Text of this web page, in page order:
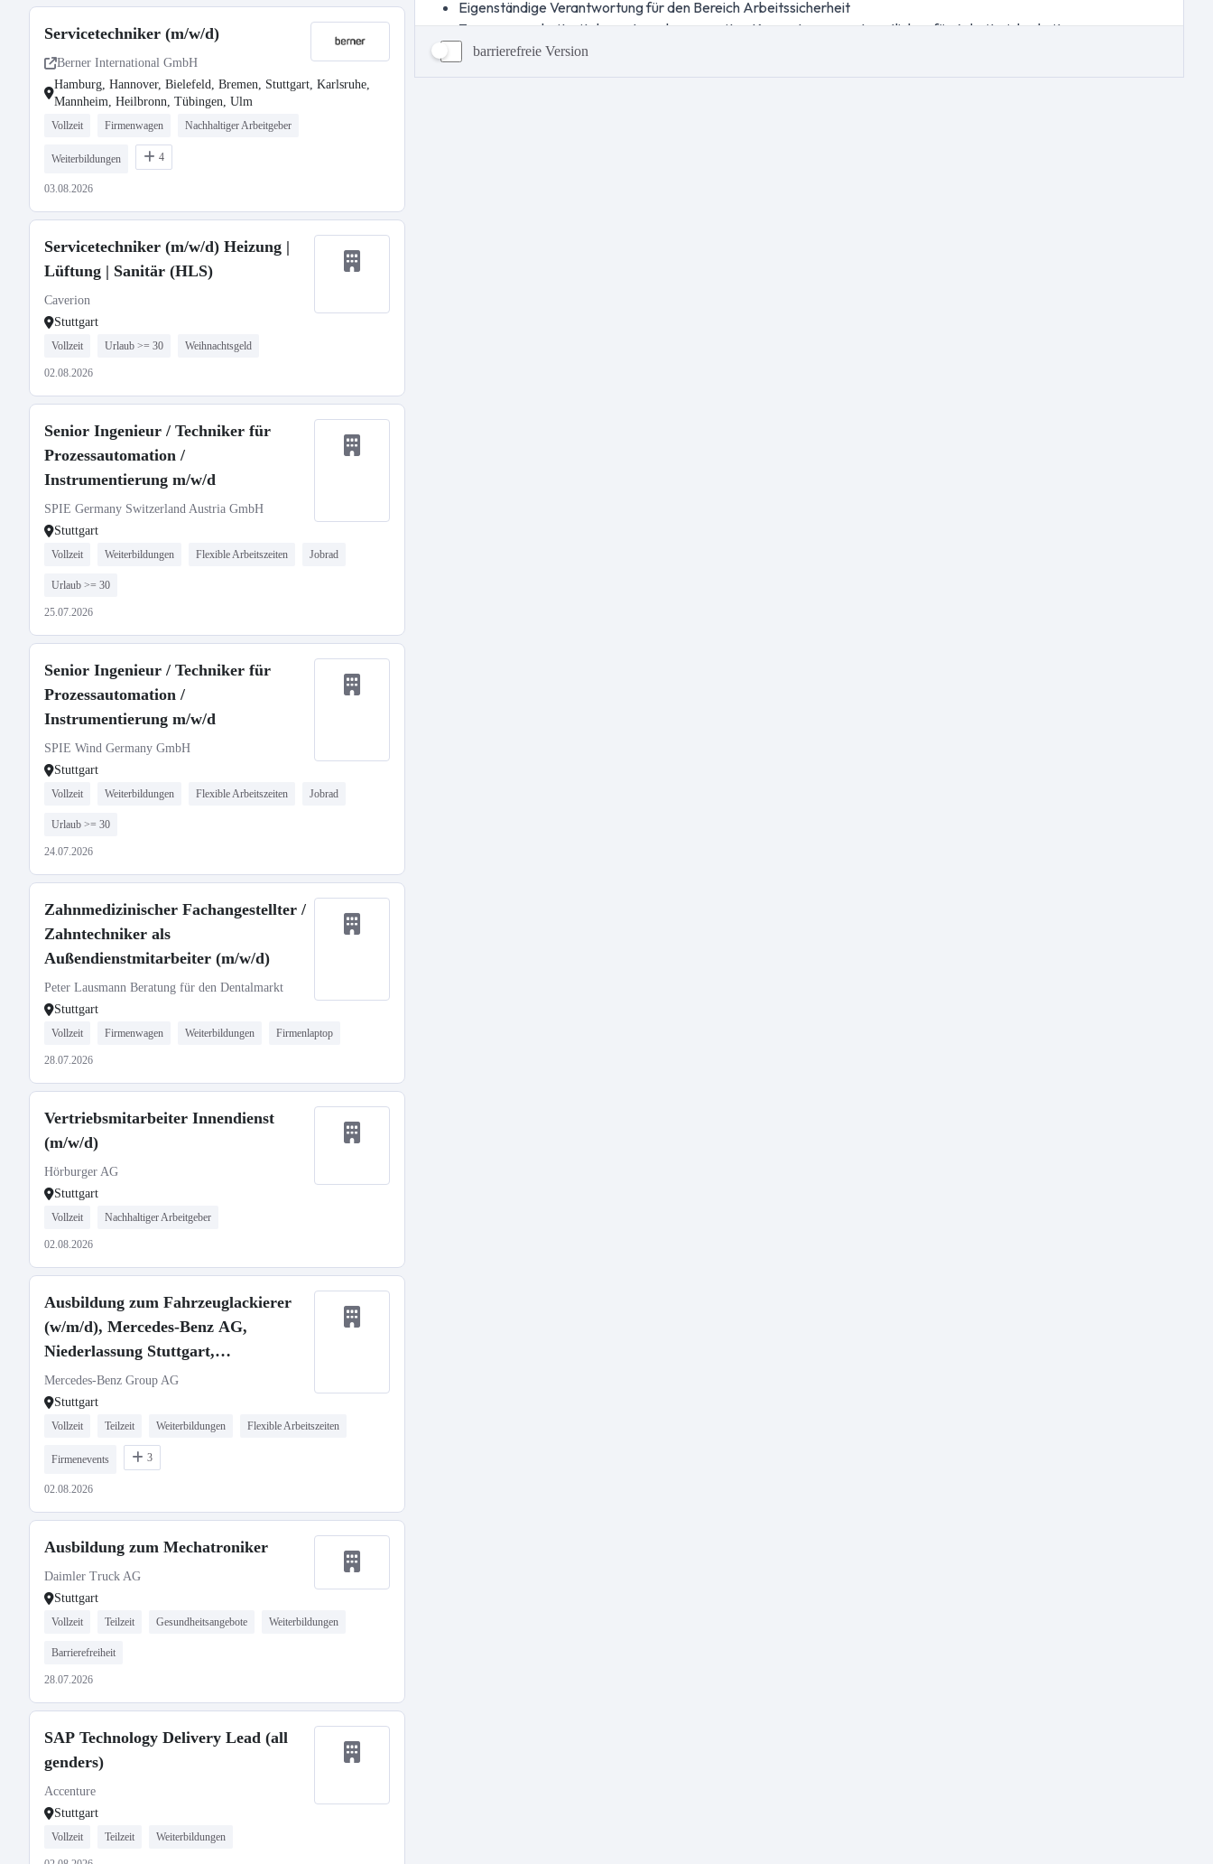
Servicetechniker (m/w/d)
Berner International GmbH
Hamburg, Hannover, Bielefeld, Bremen, Stuttgart, Karlsruhe,
Mannheim, Heilbronn, Tübingen, Ulm
Vollzeit Firmenwagen Nachhaltiger Arbeitgeber
Weiterbildungen 4
03.08.2026
Servicetechniker (m/w/d) Heizung |
Lüftung | Sanitär (HLS)
Caverion
Stuttgart
Vollzeit Urlaub >= 30 Weihnachtsgeld
02.08.2026
Senior Ingenieur / Techniker für
Prozessautomation /
Instrumentierung m/w/d
SPIE Germany Switzerland Austria GmbH
Stuttgart
Vollzeit Weiterbildungen Flexible Arbeitszeiten Jobrad
Urlaub >= 30
25.07.2026
Senior Ingenieur / Techniker für
Prozessautomation /
Instrumentierung m/w/d
SPIE Wind Germany GmbH
Stuttgart
Vollzeit Weiterbildungen Flexible Arbeitszeiten Jobrad
Urlaub >= 30
24.07.2026
Zahnmedizinischer Fachangestellter /
Zahntechniker als
Außendienstmitarbeiter (m/w/d)
Peter Lausmann Beratung für den Dentalmarkt
Stuttgart
Vollzeit Firmenwagen Weiterbildungen Firmenlaptop
28.07.2026
Vertriebsmitarbeiter Innendienst
(m/w/d)
Hörburger AG
Stuttgart
Vollzeit Nachhaltiger Arbeitgeber
02.08.2026
Ausbildung zum Fahrzeuglackierer
(w/m/d), Mercedes-Benz AG,
Niederlassung Stuttgart,
Ausbildungsbeginn 01.09.2027
Mercedes-Benz Group AG
Stuttgart
Vollzeit Teilzeit Weiterbildungen Flexible Arbeitszeiten
Firmenevents 3
02.08.2026
Ausbildung zum Mechatroniker
Daimler Truck AG
Stuttgart
Vollzeit Teilzeit Gesundheitsangebote Weiterbildungen
Barrierefreiheit
28.07.2026
SAP Technology Delivery Lead (all
genders)
Accenture
Stuttgart
Vollzeit Teilzeit Weiterbildungen
barrierefreie Version